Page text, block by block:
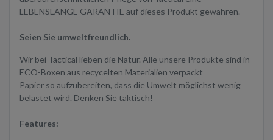
LEBENSLANGE GARANTIE auf dieses Produkt gewähren.
Seien Sie umweltfreundlich.
Wir bei Tactical lieben die Natur. Alle unsere Produkte sind in
ECO-Boxen aus recycelten Materialien verpackt
Papier so aufzubereiten, dass die Umwelt möglichst wenig
belastet wird. Denken Sie taktisch!
Features: